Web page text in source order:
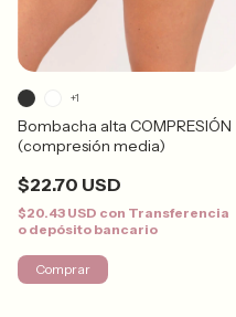
Bombacha alta COMPRESIÓN
(compresión media)
$22.70 USD
$20.43 USD con Transferencia
o depósito bancario
+1
Comprar